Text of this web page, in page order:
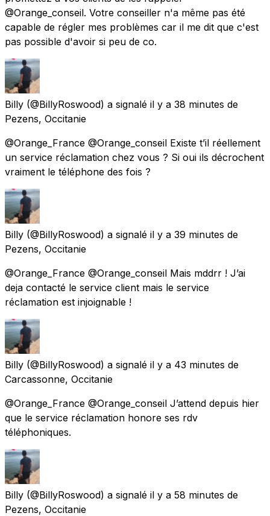
@Orange_conseil. Votre conseiller n'a même pas été
capable de régler mes problèmes car il me dit que c'est
pas possible d'avoir si peu de co.
Billy (@BillyRoswood) a signalé il y a 38 minutes de
Pezens, Occitanie
@Orange_France @Orange_conseil Existe t’il réellement
un service réclamation chez vous ? Si oui ils décrochent
vraiment le téléphone des fois ?
Billy (@BillyRoswood) a signalé il y a 39 minutes de
Pezens, Occitanie
@Orange_France @Orange_conseil Mais mddrr ! J’ai
deja contacté le service client mais le service
réclamation est injoignable !
Billy (@BillyRoswood) a signalé il y a 43 minutes de
Carcassonne, Occitanie
@Orange_France @Orange_conseil J’attend depuis hier
que le service réclamation honore ses rdv
téléphoniques.
Billy (@BillyRoswood) a signalé il y a 58 minutes de
Pezens, Occitanie